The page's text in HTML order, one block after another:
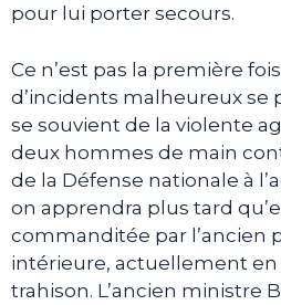
pour lui porter secours.
Ce n’est pas la première
d’incidents malheureux se
se souvient de la violente
deux hommes de main
de la Défense nationale à
on apprendra plus tard
commanditée par l’ancien
intérieure, actuellement
trahison. L’ancien ministre